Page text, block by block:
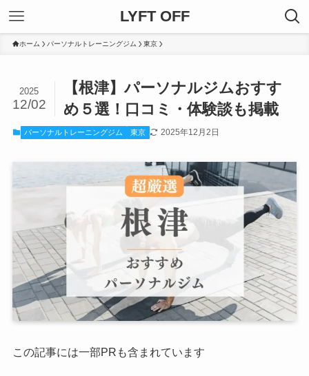
LYFT OFF
ホーム パーソナルトレーニングジム 東京
【根津】パーソナルジムおすす
め５選！口コミ・体験談も掲載
2025
12/02
パーソナルトレーニングジム 東京 2025年12月2日
この記事には一部PRも含まれています